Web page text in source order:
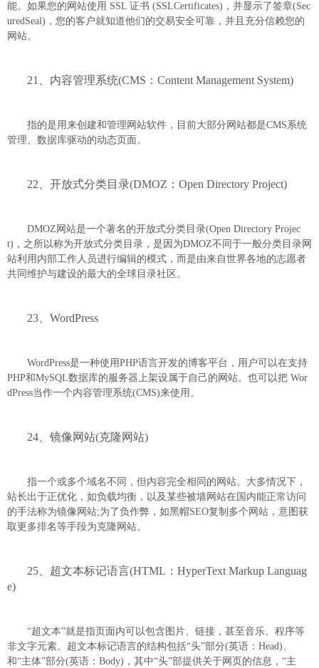
能。如果您的网站使用 SSL 证书 (SSLCertificates)，并显示了签章(Sec
uredSeal)，您的客户就知道他们的交易安全可靠，并且充分信赖您的
网站。
21、内容管理系统(CMS：Content Management System)
指的是用来创建和管理网站软件，目前大部分网站都是CMS系统
管理、数据库驱动的动态页面。
22、开放式分类目录(DMOZ：Open Directory Project)
DMOZ网站是一个著名的开放式分类目录(Open Directory Projec
t)，之所以称为开放式分类目录，是因为DMOZ不同于一般分类目录网
站利用内部工作人员进行编辑的模式，而是由来自世界各地的志愿者
共同维护与建设的最大的全球目录社区。
23、WordPress
WordPress是一种使用PHP语言开发的博客平台，用户可以在支持
PHP和MySQL数据库的服务器上架设属于自己的网站。也可以把 Wor
dPress当作一个内容管理系统(CMS)来使用。
24、镜像网站(克隆网站)
指一个或多个域名不同，但内容完全相同的网站。大多情况下，
站长出于正优化，如负载均衡，以及某些被墙网站在国内能正常访问
的手法称为镜像网站;为了负作弊，如黑帽SEO复制多个网站，意图获
取更多排名等手段为克隆网站。
25、超文本标记语言(HTML：HyperText Markup Languag
e)
“超文本”就是指页面内可以包含图片、链接，甚至音乐、程序等
非文字元素。超文本标记语言的结构包括“头”部分(英语：Head)、
和“主体”部分(英语：Body)，其中“头”部提供关于网页的信息，“主